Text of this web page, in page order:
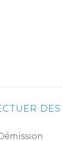
DES